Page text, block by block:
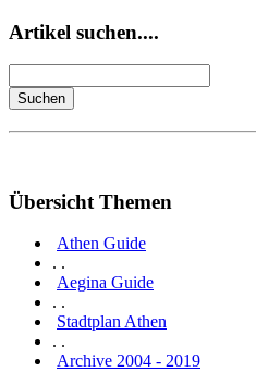
Artikel suchen....
Übersicht Themen
Athen Guide
. .
Aegina Guide
. .
Stadtplan Athen
. .
Archive 2004 - 2019